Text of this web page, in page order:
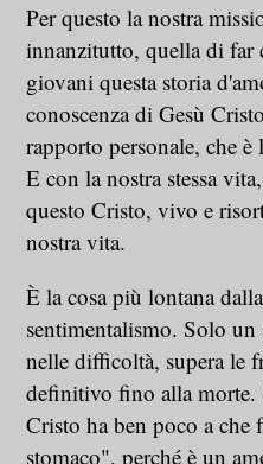
Per questo la nostra
innanzitutto, quella di far
giovani questa storia
conoscenza di Gesù
rapporto personale, che è
E con la nostra stessa
questo Cristo, vivo e
nostra vita.
È la cosa più lontana
sentimentalismo. Solo
nelle difficoltà, supera le
definitivo fino alla morte.
Cristo ha ben poco a
stomaco", perché è un